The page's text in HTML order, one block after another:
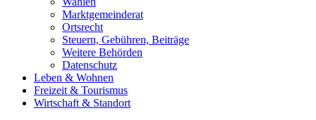
Marktgemeinderat
Ortsrecht
Steuern, Gebühren, Beiträge
Weitere Behörden
Datenschutz
Leben & Wohnen
Freizeit & Tourismus
Wirtschaft & Standort